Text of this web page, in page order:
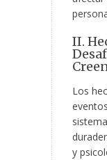
II.
Los
y